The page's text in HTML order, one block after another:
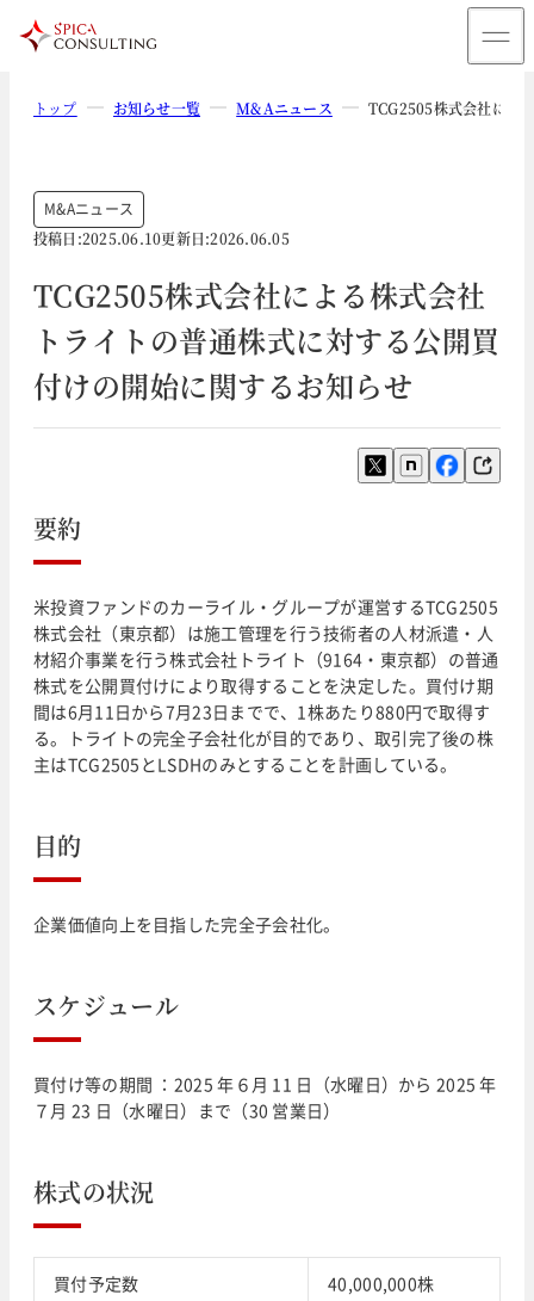
トップ お知らせ一覧 M&Aニュース TCG2505株式会社によ
M&Aニュース
投稿日:2025.06.10更新日:2026.06.05
TCG2505株式会社による株式会社
トライトの普通株式に対する公開買
付けの開始に関するお知らせ
要約
米投資ファンドのカーライル・グループが運営するTCG2505
株式会社（東京都）は施工管理を行う技術者の人材派遣・人
材紹介事業を行う株式会社トライト（9164・東京都）の普通
株式を公開買付けにより取得することを決定した。買付け期
間は6月11日から7月23日までで、1株あたり880円で取得す
る。トライトの完全子会社化が目的であり、取引完了後の株
主はTCG2505とLSDHのみとすることを計画している。
目的
企業価値向上を目指した完全子会社化。
スケジュール
買付け等の期間 ：2025 年６月 11 日（水曜日）から 2025 年
７月 23 日（水曜日）まで（30 営業日）
株式の状況
買付予定数 40,000,000株